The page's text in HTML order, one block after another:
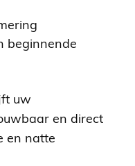
beginnende
uw
en direct
en natte